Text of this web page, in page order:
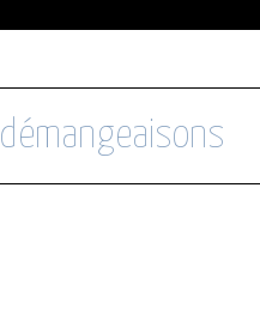
démangeaisons